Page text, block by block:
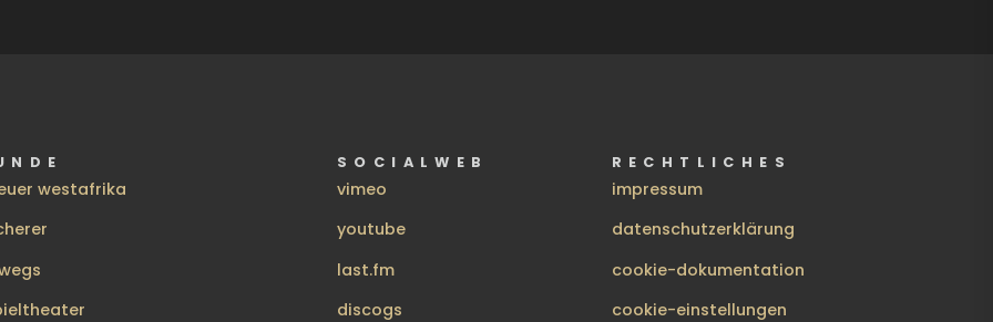
westafrika
SOCIALWEB
vimeo
youtube
last.fm
discogs
RECHTLICHES
impressum
datenschutzerklärung
cookie-dokumentation
cookie-einstellungen